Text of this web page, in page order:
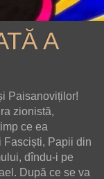
A
Paisanoviților!
zionistă,
ce ea
Fasciști, Papii din
dîndu-i pe
După ce se va